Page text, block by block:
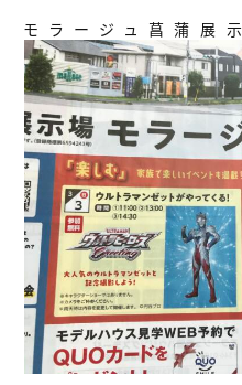
モラージュ菖蒲展